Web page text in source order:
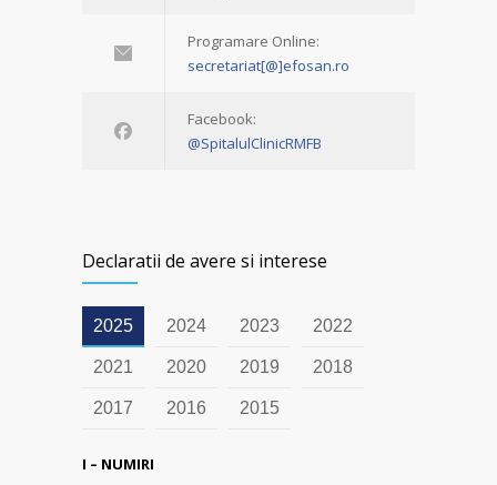
Programare Online:
secretariat[@]efosan.ro
Facebook:
@SpitalulClinicRMFB
Declaratii de avere si interese
2025 2024 2023 2022
2021 2020 2019 2018
2017 2016 2015
I – NUMIRI